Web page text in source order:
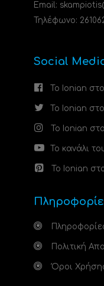
Email:
Τηλέφωνο:
Social
Το Ionian
Το Ionian
Το Ionian
Το κανάλι
Το Ionian
Πολιτική
Όροι